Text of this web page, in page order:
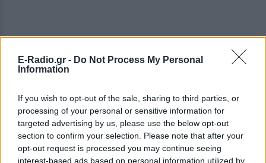
E-Radio.gr - Do Not Process My Personal
Information
If you wish to opt-out of the sale, sharing to third parties, or
processing of your personal or sensitive information for
targeted advertising by us, please use the below opt-out
section to confirm your selection. Please note that after your
opt-out request is processed you may continue seeing
interest-based ads based on personal information utilized by
ΔΕΙΤΕ ΕΠΙΣΗΣ
ΣΤΗΝ ΙΔΙΑ ΚΑΤΗΓΟΡΙΑ
Ουκρανία: Βίντεο σοκ με
19χρονο να οδηγείται με τη βία
για επιστράτευση ‑ Τι είναι το